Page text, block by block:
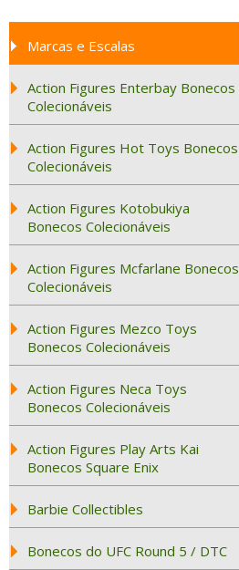
Marcas e Escalas
Action Figures Enterbay Bonecos
Colecionáveis
Action Figures Hot Toys Bonecos
Colecionáveis
Action Figures Kotobukiya
Bonecos Colecionáveis
Action Figures Mcfarlane Bonecos
Colecionáveis
Action Figures Mezco Toys
Bonecos Colecionáveis
Action Figures Neca Toys
Bonecos Colecionáveis
Action Figures Play Arts Kai
Bonecos Square Enix
Barbie Collectibles
Bonecos do UFC Round 5 / DTC